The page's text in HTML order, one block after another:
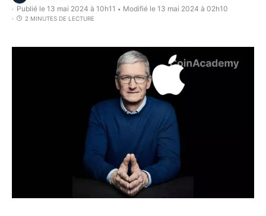
Publié le 13 mai 2024 à 10h11 • Modifié le 13 mai 2024 à 02h10
2 MINUTES DE LECTURE